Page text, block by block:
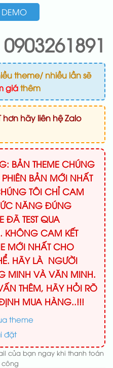
DEMO
theme/ nhiều lần sẽ
giáthêm
hơn hãy liên hệ Zalo
BẢN THEME CHÚNG
BẢN MỚI NHẤT
TÔI CHỈ CAM
NĂNG ĐÚNG
ĐÃ TEST QUA
KHÔNG CAM KẾT
MỚI NHẤT CHO
HÃY LÀ NGƯỜI
MINH VÀ VĂN MINH.
THÊM, HÃY HỎI RÕ
MUA HÀNG..!!!
theme
đặt
của bạn ngay khi thanh toán
công